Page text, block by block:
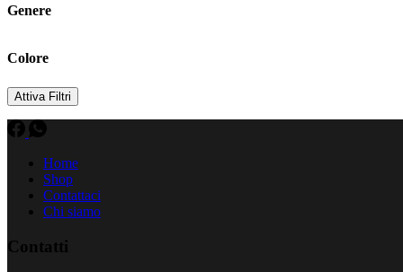
Genere
Colore
Attiva Filtri
Home
Shop
Contattaci
Chi siamo
Contatti